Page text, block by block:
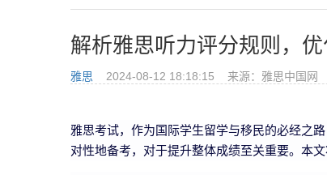
解析雅思听力评分规则，
雅思 2024-08-12 18:18:15 来源：雅思中国
雅思考试，作为国际学生留学与移民的必经之
对性地备考，对于提升整体成绩至关重要。本